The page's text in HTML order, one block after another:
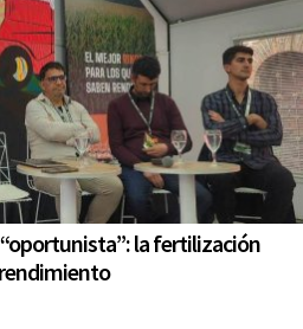
“oportunista”: la fertilización